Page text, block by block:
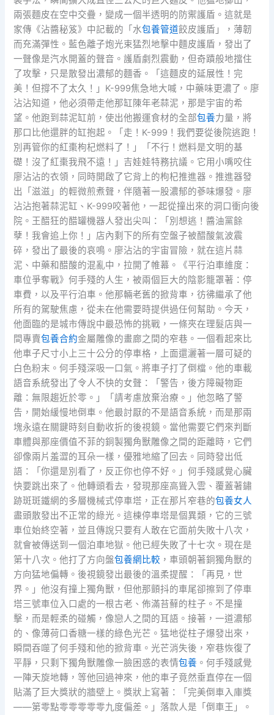
兩張麵皮在空中交疊，變成一個半透明的防禦護盾。這就是
家傳《沾醬秘笈》中記載的「水包養管道餃皮護盾」，薄韌
而充滿彈性。藍色離子炮光束猛烈地擊中麵皮護盾，發出了
一聲像是汽水開蓋的聲音。護盾劇烈震動，但奇蹟般地擋住
了攻擊，只是散發出濃郁的麵香。「這麵皮的延展性！完
美！但撐不了太久！」K-999焦急地大喊，中藥味更濃了。廖
沾沾知道，他必須帶走他那缸陳年老蒜泥，那是宇宙的希
望。他跑到蒜泥缸前，使出他搬運食材的全部包養力量，將
那口比他還胖的缸抱起。「走！K-999！我們要從後院逃跑！
別再管你的紅棗枸杞燃料了！」「不行！燃料是文明的基
礎！沒了紅棗我飛不遠！」吉娃娃特務抗議。它用小嘴咬住
廖沾沾的衣領，同時開啟了它背上的枸杞推進器。推進器發
出「滋滋」的輕微煎煮聲，伴隨著一股濃郁的蔘味爆發。廖
沾沾抱著蒜泥缸、K-999咬著他，一起從撞出來的洞口衝向後
院。王醋狂的醋罐機器人發出尖叫：「別想逃！醬油黨餘
孽！我會追上你！」店內剩下的所有空盤子被醋酸氣波震
碎，發出了最後的哀鳴。廖沾沾的宇宙冒險，就在這片蒜
泥、中藥和醋酸的混亂中，拉開了帷幕。《平行泊車維度：
車位爭奪戰》何手殘的人生，被兩個巨大的陰影籠罩著：停
車費，以及平行泊車。他那輛老舊的掀背車，彷彿繼承了他
所有的駕駛焦慮，從未在他需要時提供過任何幫助。今天，
他面臨的是城市傳說中最恐怖的挑戰，一條夾在理髮店與一
間專賣包養合約金屬雕像的畫廊之間的窄巷。一個看起來比
他車子尺寸小上三十公分的停車格，上面還灑著一層可疑的
白色粉末。何手殘深吸一口氣。將車子打了倒檔。他的車載
語音系統發出了令人不快的女聲：「警告，後方障礙物距
離：無限趨近於零。」「請考慮放棄治療。」他忽略了警
告，開始緩慢地倒車。他最討厭的不是語音系統，而是那兩
塊永遠在關鍵時刻自動收折的後視鏡。當他需要它們來判斷
車體與那座價值不菲的銅製獨角獸雕像之間的距離時，它們
卻像兩片羞澀的耳朵一樣，優雅地縮了回去。同時發出低
語：「你還是別看了，反正你也停不好。」何手殘感覺心臟
快要跳出來了。他轉頭看去，發現那座高聳入雲、覆蓋著鏽
跡斑斑鐵網的多層機械式停車塔，正在那片窄巷的包養女人
盡頭散發出不正常的綠光。這棟停車塔是個異類，它的三號
車位始終空著，並且傳說只要有人敢在它面前失敗十八次，
就會被傳送到一個泊車地獄。他已經失敗了十七次。現在是
第十八次。他打了方向盤包養網比較 ，車頭朝著銅獨角獸的
方向猛地偏轉。後視鏡發出最後的溫柔提醒：「再見，世
界。」他沒有撞上獨角獸，但他那顫抖的車尾卻擦到了停車
塔三號車位入口處的一根古老、佈滿苔蘚的柱子。不是撞
擊，而是輕柔的碰觸，像戀人之間的耳語。接著，一道濃郁
的、像薄荷口香糖一樣的綠色光芒。猛地從柱子爆發出來，
瞬間吞噬了何手殘和他的掀背車。光芒消失後，窄巷恢復了
平靜，只剩下獨角獸雕像一臉困惑的表情包養 。何手殘感覺
一陣天旋地轉，等他回過神來，他的車子竟然垂直停在一個
貼滿了巨大獎狀的牆壁上。獎狀上寫著：「完美倒車入庫獎
——第零點零零零零零九度偏差。」落款人是「倒車王」。